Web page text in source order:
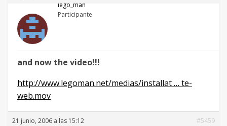
lego_man
Participante
and now the video!!!
http://www.legoman.net/medias/installat … te-
web.mov
21 junio, 2006 a las 15:12
#5459